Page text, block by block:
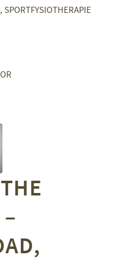
, SPORTFYSIOTHERAPIE